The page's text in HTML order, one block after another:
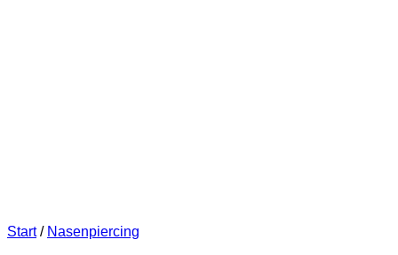
Start / Nasenpiercing